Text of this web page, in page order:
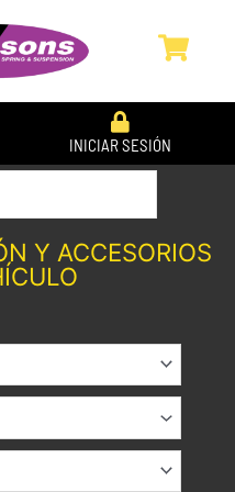
INICIAR SESIÓN
Y ACCESORIOS